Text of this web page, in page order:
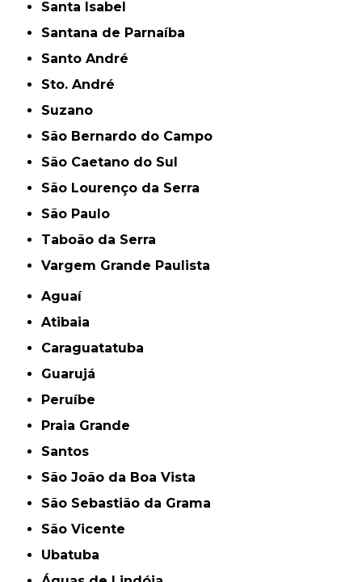
Santa Isabel
Santana de Parnaíba
Santo André
Sto. André
Suzano
São Bernardo do Campo
São Caetano do Sul
São Lourenço da Serra
São Paulo
Taboão da Serra
Vargem Grande Paulista
Aguaí
Atibaia
Caraguatatuba
Guarujá
Peruíbe
Praia Grande
Santos
São João da Boa Vista
São Sebastião da Grama
São Vicente
Ubatuba